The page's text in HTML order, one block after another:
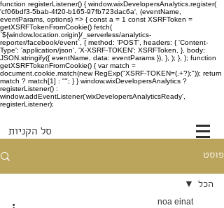
function registerListener() { window.wixDevelopersAnalytics.register(
'cf06bdf3-5bab-4f20-b165-97fb723dac6a', (eventName,
eventParams, options) => { const a = 1 const XSRFToken =
getXSRFTokenFromCookie() fetch(
`${window.location.origin}/_serverless/analytics-
reporter/facebook/event`, { method: 'POST', headers: { 'Content-
Type': 'application/json', 'X-XSRF-TOKEN': XSRFToken, }, body:
JSON.stringify({ eventName, data: eventParams }), }, ); }, ); function
getXSRFTokenFromCookie() { var match =
document.cookie.match(new RegExp("XSRF-TOKEN=(.+?);")); return
match ? match[1] : ""; } } window.wixDevelopersAnalytics ?
registerListener() :
window.addEventListener('wixDevelopersAnalyticsReady',
registerListener);
סל הקניות
פוסט
הכל
noa einat